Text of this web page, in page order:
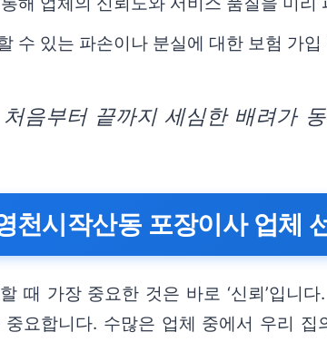
수 있는 파손이나 분실에 대한 보험 가
음부터 끝까지 세심한 배려가
천시작산동 포장이사 업체
때 가장 중요한 것은 바로 ‘신뢰’입니
중요합니다. 수많은 업체 중에서 우리